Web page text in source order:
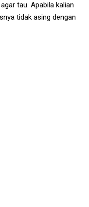
tau. Apabila kalian
tidak asing dengan